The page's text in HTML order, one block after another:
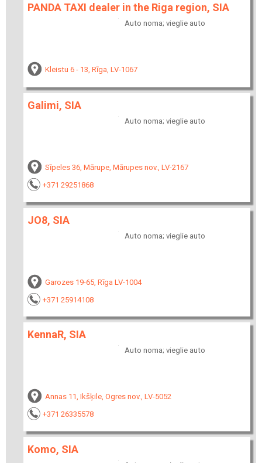
PANDA TAXI dealer in the Riga region, SIA
Auto noma; vieglie auto
Kleistu 6 - 13, Rīga, LV-1067
Galimi, SIA
Auto noma; vieglie auto
Sīpeles 36, Mārupe, Mārupes nov., LV-2167
+371 29251868
JO8, SIA
Auto noma; vieglie auto
Garozes 19-65, Rīga LV-1004
+371 25914108
KennaR, SIA
Auto noma; vieglie auto
Annas 11, Ikšķile, Ogres nov., LV-5052
+371 26335578
Komo, SIA